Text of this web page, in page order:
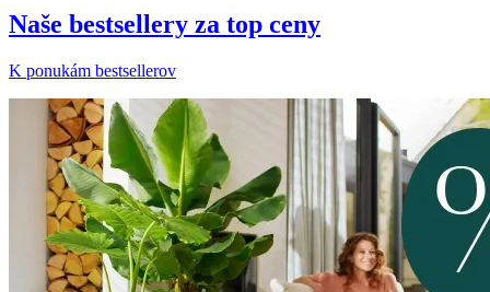
Naše bestsellery za top ceny
K ponukám bestsellerov